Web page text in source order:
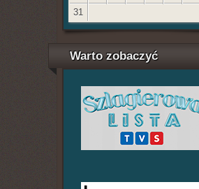
31
Warto zobaczyć